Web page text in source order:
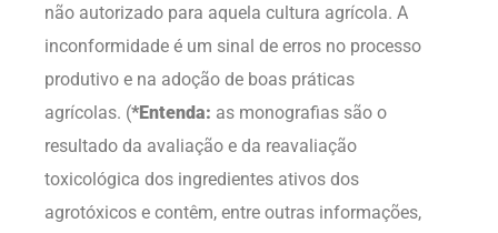
não autorizado para aquela cultura agrícola. A
inconformidade é um sinal de erros no processo
produtivo e na adoção de boas práticas
agrícolas. (*Entenda: as monografias são o
resultado da avaliação e da reavaliação
toxicológica dos ingredientes ativos dos
agrotóxicos e contêm, entre outras informações,